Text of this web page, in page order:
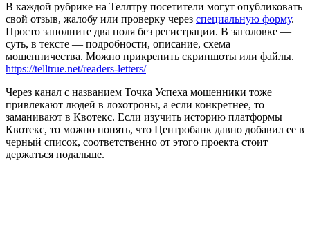
В каждой рубрике на Теллтру посетители могут опубликовать
свой отзыв, жалобу или проверку через специальную форму.
Просто заполните два поля без регистрации. В заголовке —
суть, в тексте — подробности, описание, схема
мошенничества. Можно прикрепить скриншоты или файлы.
https://telltrue.net/readers-letters/
Через канал с названием Точка Успеха мошенники тоже
привлекают людей в лохотроны, а если конкретнее, то
заманивают в Квотекс. Если изучить историю платформы
Квотекс, то можно понять, что Центробанк давно добавил ее в
черный список, соответственно от этого проекта стоит
держаться подальше.